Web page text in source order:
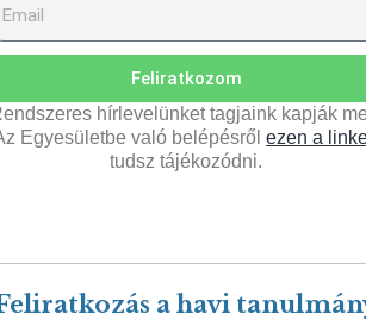
Feliratkozom
hírlevelünket tagjaink kapják
Egyesületbe való belépésről ezen a
tudsz tájékozódni.
a havi